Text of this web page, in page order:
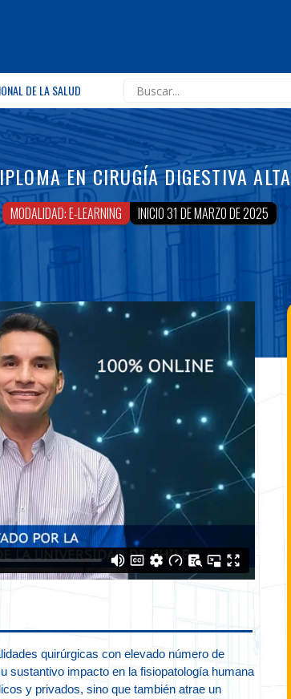
DE LA SALUD
EN CIRUGÍA DIGESTIVA ALTA
MODALIDAD: E-LEARNING INICIO 31 DE MARZO DE 2025
quirúrgicas con elevado número de
sustantivo impacto en la fisiopatología humana
y privados, sino que también atrae un